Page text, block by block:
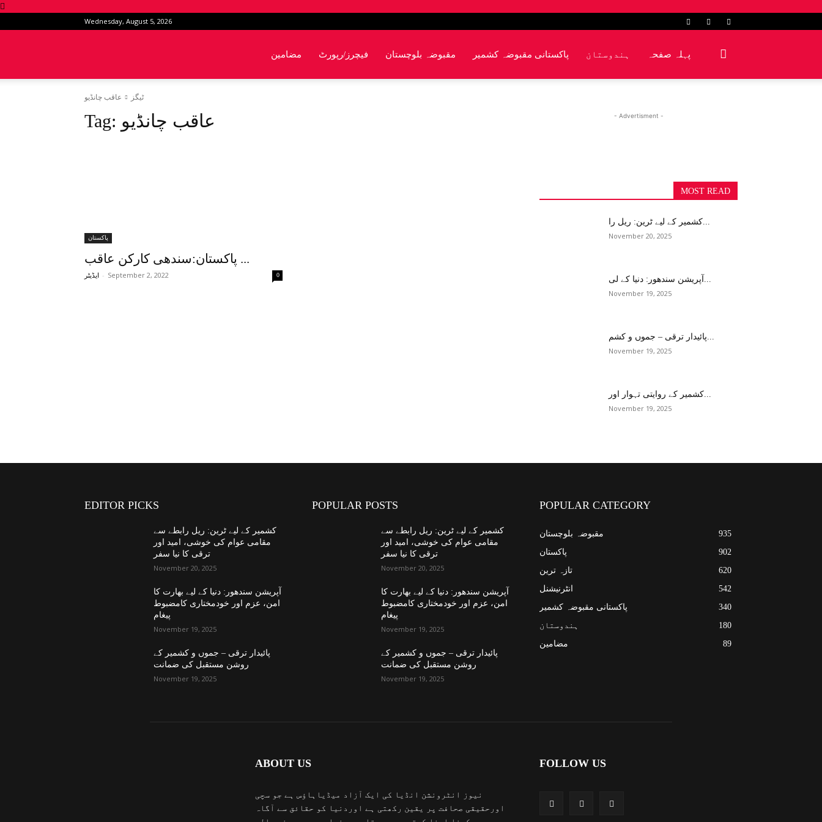
Wednesday, August 5, 2026
مضامین فیچرز/رپورٹ مقبوضہ بلوچستان پاکستانی مقبوضہ کشمیر ہندوستان پہلہ صفحہ
ٹیگز عاقب چانڈیو
Tag: عاقب چانڈیو
پاکستان
پاکستان:سندھی کارکن عاقب ...
ایڈیٹر - September 2, 2022 0
- Advertisment -
MOST READ
کشمیر کے لیے ٹرین: ریل را...
November 20, 2025
آپریشن سندھور: دنیا کے لی...
November 19, 2025
پائیدار ترقی – جموں و کشم...
November 19, 2025
کشمیر کے روایتی تہوار اور...
November 19, 2025
EDITOR PICKS
کشمیر کے لیے ٹرین: ریل رابطے سے
مقامی عوام کی خوشی، امید اور
ترقی کا نیا سفر
November 20, 2025
آپریشن سندھور: دنیا کے لیے بھارت کا
امن، عزم اور خودمختاری کامضبوط
پیغام
November 19, 2025
پائیدار ترقی – جموں و کشمیر کے
روشن مستقبل کی ضمانت
November 19, 2025
POPULAR POSTS
کشمیر کے لیے ٹرین: ریل رابطے سے
مقامی عوام کی خوشی، امید اور
ترقی کا نیا سفر
November 20, 2025
آپریشن سندھور: دنیا کے لیے بھارت کا
امن، عزم اور خودمختاری کامضبوط
پیغام
November 19, 2025
پائیدار ترقی – جموں و کشمیر کے
روشن مستقبل کی ضمانت
November 19, 2025
POPULAR CATEGORY
مقبوضہ بلوچستان
935
پاکستان
902
تازہ ترین
620
انٹرنیشنل
542
پاکستانی مقبوضہ کشمیر
340
ہندوستان
180
مضامین
89
ABOUT US
نیوز انٹرونشن انڈیا کی ایک آزاد میڈیاہاؤس ہے جو سچی
اورحقیقی صحافت پر یقین رکھتی ہے اوردنیا کو حقائق سے آگاہ
FOLLOW US